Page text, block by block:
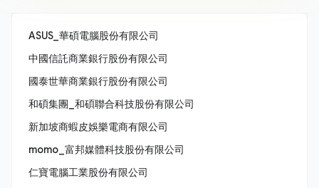
ASUS_華碩電腦股份有限公司
中國信託商業銀行股份有限公司
國泰世華商業銀行股份有限公司
和碩集團_和碩聯合科技股份有限公司
新加坡商蝦皮娛樂電商有限公司
momo_富邦媒體科技股份有限公司
仁寶電腦工業股份有限公司